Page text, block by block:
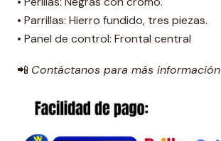
• Parrillas: Hierro fundido, tres piezas.
• Panel de control: Frontal central
📲 Contáctanos para más información